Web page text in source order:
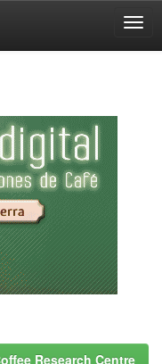
Research Centre